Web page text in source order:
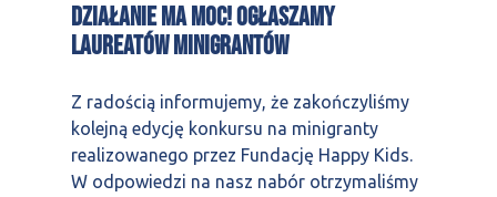
Działanie ma moc! Ogłaszamy
laureatów minigrantów
Z radością informujemy, że zakończyliśmy
kolejną edycję konkursu na minigranty
realizowanego przez Fundację Happy Kids.
W odpowiedzi na nasz nabór otrzymaliśmy